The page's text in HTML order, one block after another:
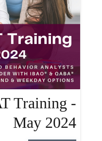
Training -
May 2024